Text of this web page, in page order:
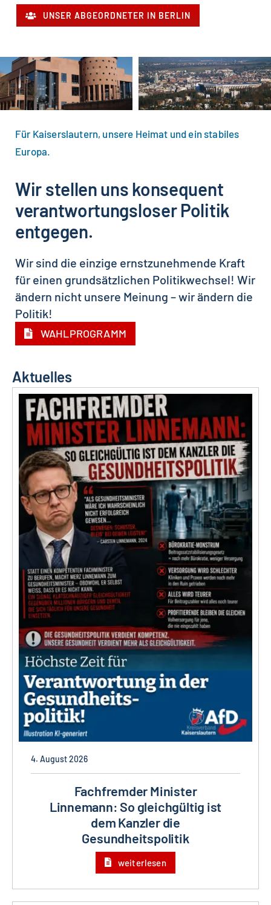
UNSER ABGEORDNETER IN BERLIN
Für Kaiserslautern, unsere Heimat und ein stabiles
Europa.
Wir stellen uns konsequent
verantwortungsloser Politik
entgegen.
Wir sind die einzige ernstzunehmende Kraft
für einen grundsätzlichen Politikwechsel! Wir
ändern nicht unsere Meinung – wir ändern die
Politik!
WAHLPROGRAMM
Aktuelles
4. August 2026
Fachfremder Minister
Linnemann: So gleichgültig ist
dem Kanzler die
Gesundheitspolitik
weiterlesen